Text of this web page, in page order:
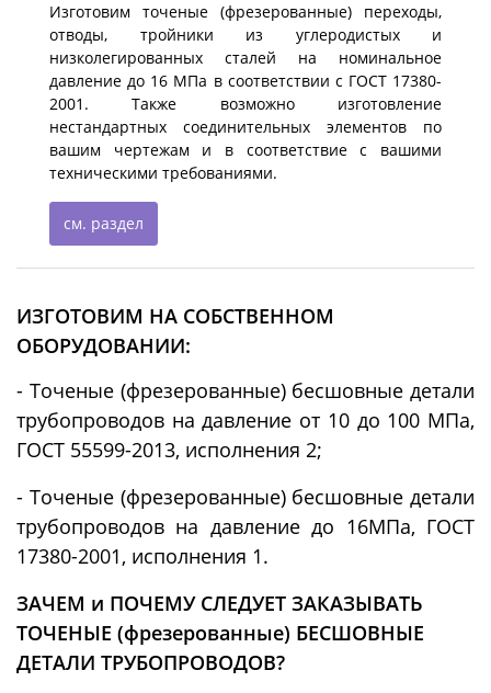
Изготовим точеные (фрезерованные) переходы,
отводы, тройники из углеродистых и
низколегированных сталей на номинальное
давление до 16 МПа в соответствии с ГОСТ 17380-
2001. Также возможно изготовление
нестандартных соединительных элементов по
вашим чертежам и в соответствие с вашими
техническими требованиями.
см. раздел
ИЗГОТОВИМ НА СОБСТВЕННОМ
ОБОРУДОВАНИИ:
- Точеные (фрезерованные) бесшовные детали
трубопроводов на давление от 10 до 100 МПа,
ГОСТ 55599-2013, исполнения 2;
- Точеные (фрезерованные) бесшовные детали
трубопроводов на давление до 16МПа, ГОСТ
17380-2001, исполнения 1.
ЗАЧЕМ и ПОЧЕМУ СЛЕДУЕТ ЗАКАЗЫВАТЬ
ТОЧЕНЫЕ (фрезерованные) БЕСШОВНЫЕ
ДЕТАЛИ ТРУБОПРОВОДОВ?